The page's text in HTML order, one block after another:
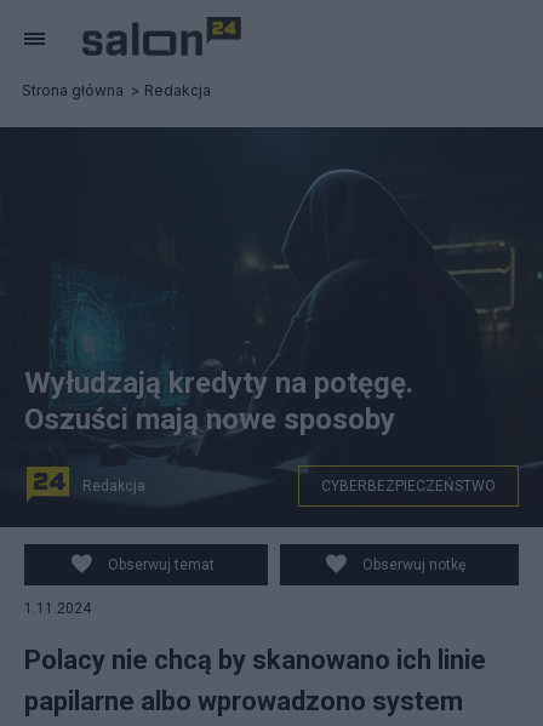
Strona główna Redakcja
Wyłudzają kredyty na potęgę.
Oszuści mają nowe sposoby
Redakcja CYBERBEZPIECZEŃSTWO
Obserwuj temat Obserwuj notkę
1.11.2024
Polacy nie chcą by skanowano ich linie
papilarne albo wprowadzono system